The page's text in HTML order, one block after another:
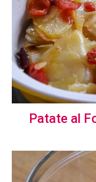
Patate al